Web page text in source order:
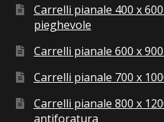
Carrelli pianale 400 x
pieghevole
Carrelli pianale 600 x
Carrelli pianale 700 x
Carrelli pianale 800 x
antiforatura